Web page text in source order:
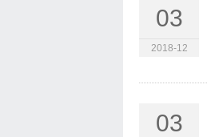
03
2018-12
03